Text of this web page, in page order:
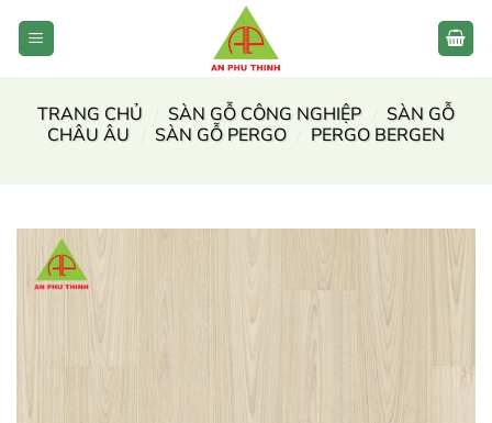
TRANG CHỦ
SÀN GỖ CÔNG NGHIỆP
SÀN GỖ
CHÂU ÂU
SÀN GỖ PERGO PERGO BERGEN